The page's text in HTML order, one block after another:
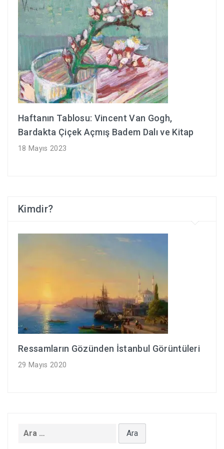
Haftanın Tablosu: Vincent Van Gogh,
Bardakta Çiçek Açmış Badem Dalı ve Kitap
18 Mayıs 2023
Kimdir?
Ressamların Gözünden İstanbul Görüntüleri
29 Mayıs 2020
Arama: